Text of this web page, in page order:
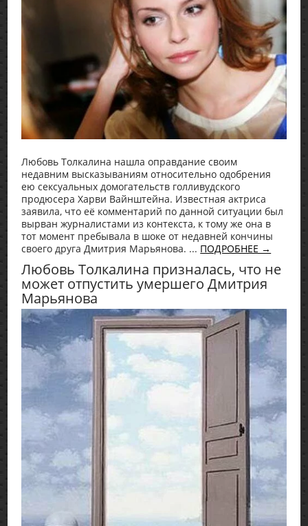
Любовь Толкалина нашла оправдание своим
недавним высказываниям относительно одобрения
ею сексуальных домогательств голливудского
продюсера Харви Вайнштейна. Известная актриса
заявила, что её комментарий по данной ситуации был
вырван журналистами из контекста, к тому же она в
тот момент пребывала в шоке от недавней кончины
своего друга Дмитрия Марьянова. ... ПОДРОБНЕЕ →
Любовь Толкалина призналась, что не
может отпустить умершего Дмитрия
Марьянова